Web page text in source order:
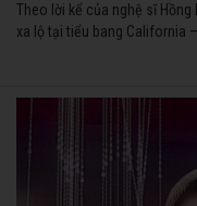
Theo lời kể của nghệ sĩ
xa lộ tại tiểu bang California